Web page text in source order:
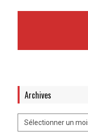
Archives